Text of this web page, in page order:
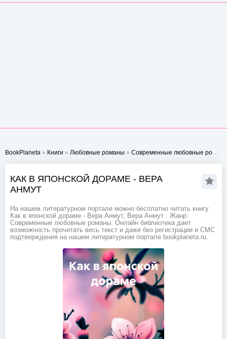
BookPlaneta » Книги » Любовные романы » Современные любовные романы
КАК В ЯПОНСКОЙ ДОРАМЕ - ВЕРА
АНМУТ
На нашем литературном портале можно бесплатно читать книгу
Как в японской дораме - Вера Анмут, Вера Анмут . Жанр:
Современные любовные романы. Онлайн библиотека дает
возможность прочитать весь текст и даже без регистрации и СМС
подтверждения на нашем литературном портале bookplaneta.ru.